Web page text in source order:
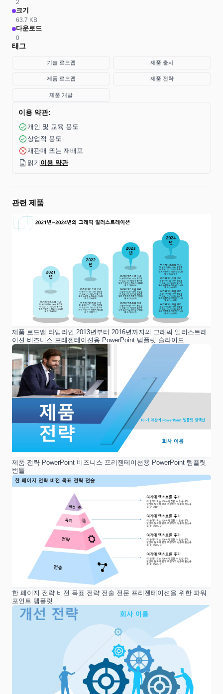
2
크기
63.7 KB
다운로드
0
태그
기술 로드맵 제품 출시
제품 로드맵 제품 전략
제품 개발
이용 약관:
check_circle 개인 및 교육 용도
check_circle상업적 용도
cancel재판매 또는 재배포
description 읽기 이용 약관
관련 제품
제품 로드맵 타임라인 2013년부터 2016년까지의 그래픽 일러스트레
이션 비즈니스 프레젠테이션용 PowerPoint 템플릿 슬라이드
제품 전략 PowerPoint 비즈니스 프리젠테이션용 PowerPoint 템플릿
번들
한 페이지 전략 비전 목표 전략 전술 전문 프리젠테이션을 위한 파워
포인트 템플릿